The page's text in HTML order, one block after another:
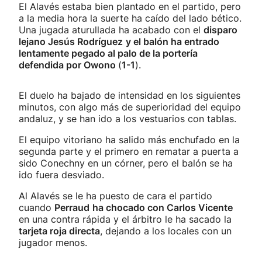
El Alavés estaba bien plantado en el partido, pero
a la media hora la suerte ha caído del lado bético.
Una jugada aturullada ha acabado con el disparo
lejano Jesús Rodríguez y el balón ha entrado
lentamente pegado al palo de la portería
defendida por Owono (1-1).
El duelo ha bajado de intensidad en los siguientes
minutos, con algo más de superioridad del equipo
andaluz, y se han ido a los vestuarios con tablas.
El equipo vitoriano ha salido más enchufado en la
segunda parte y el primero en rematar a puerta a
sido Conechny en un córner, pero el balón se ha
ido fuera desviado.
Al Alavés se le ha puesto de cara el partido
cuando Perraud ha chocado con Carlos Vicente
en una contra rápida y el árbitro le ha sacado la
tarjeta roja directa, dejando a los locales con un
jugador menos.